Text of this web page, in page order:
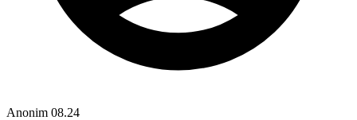
Anonim 08.24